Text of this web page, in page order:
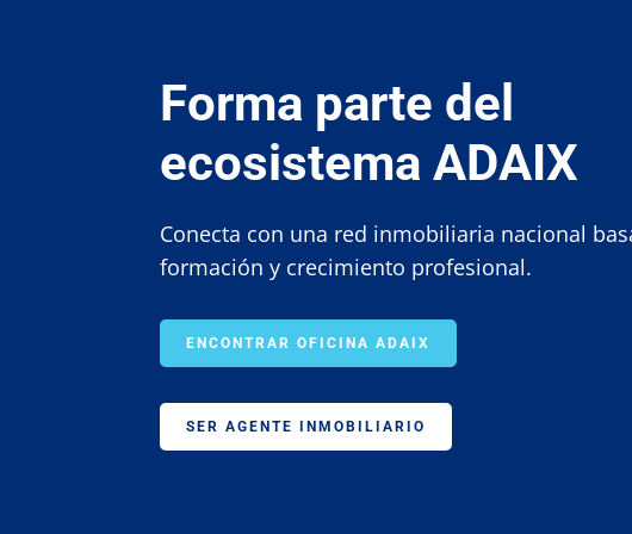
Forma parte del
ecosistema ADAIX
Conecta con una red inmobiliaria nacional
formación y crecimiento profesional.
ENCONTRAR OFICINA ADAIX
SER AGENTE INMOBILIARIO